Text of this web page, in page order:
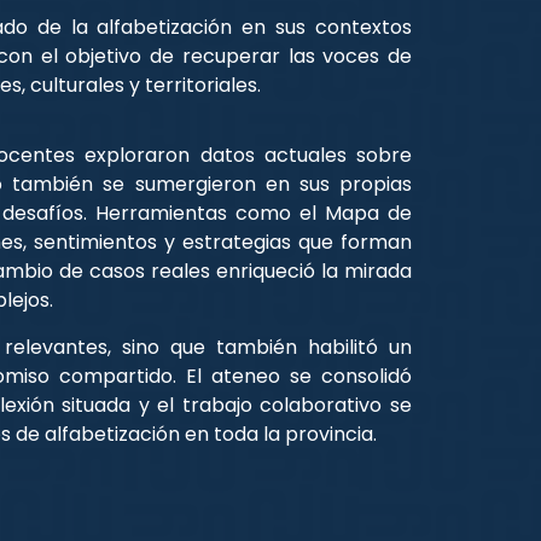
de la alfabetización en sus contextos
el objetivo de recuperar las voces de
culturales y territoriales.
exploraron datos actuales sobre
se sumergieron en sus propias
Herramientas como el Mapa de
sentimientos y estrategias que forman
de casos reales enriqueció la mirada
sino que también habilitó un
compartido. El ateneo se consolidó
situada y el trabajo colaborativo se
alfabetización en toda la provincia.